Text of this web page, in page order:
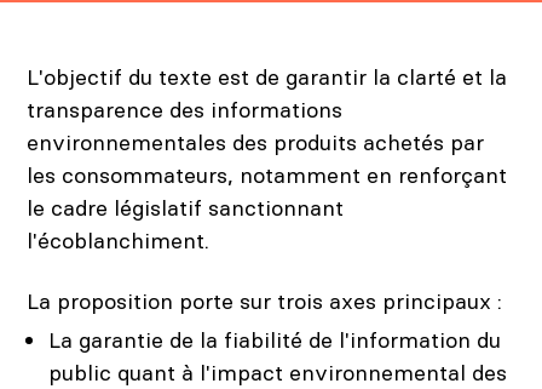
L'objectif du texte est de garantir la clarté et la
transparence des informations
environnementales des produits achetés par
les consommateurs, notamment en renforçant
le cadre législatif sanctionnant
l'écoblanchiment.
La proposition porte sur trois axes principaux :
La garantie de la fiabilité de l'information du
public quant à l'impact environnemental des